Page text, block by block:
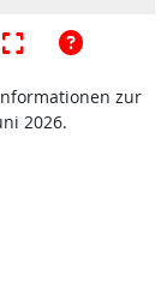
zur
2026.